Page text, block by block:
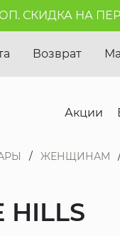
НА ПЕРВЫЙ
Возврат
Акции
ЖЕНЩИНАМ